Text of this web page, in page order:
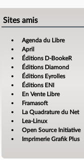
Sites amis
Agenda du Libre
April
Éditions D-BookeR
Éditions Diamond
Éditions Eyrolles
Éditions ENI
En Vente Libre
Framasoft
La Quadrature du Net
Lea-Linux
Open Source Initiative
Imprimerie Grafik Plus